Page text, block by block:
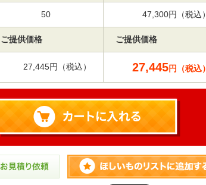
50 47,300円（税込）
ご提供価格 ご提供価格
27,445円（税込） 27,445円（税込）